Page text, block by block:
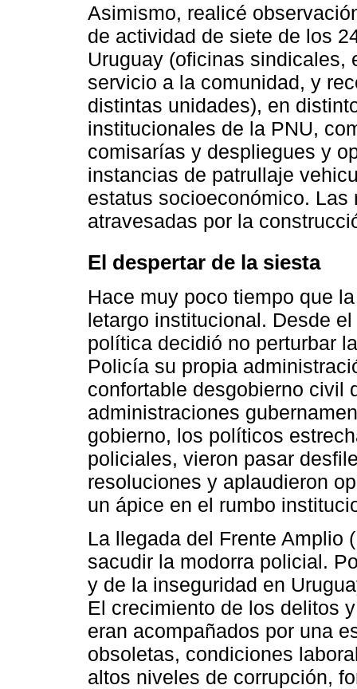
Asimismo, realicé
de actividad de siete de los
Uruguay (oficinas sindicales,
servicio a la comunidad, y
distintas unidades), en
institucionales de la PNU,
comisarías y despliegues y
instancias de patrullaje
estatus socioeconómico.
atravesadas por la
El despertar de la siesta
Hace muy poco tiempo que
letargo institucional. Desde
política decidió no perturbar
Policía su propia
confortable desgobierno civil
administraciones
gobierno, los políticos
policiales, vieron pasar
resoluciones y aplaudieron
un ápice en el rumbo
La llegada del Frente Amplio
sacudir la modorra policial.
y de la inseguridad en
El crecimiento de los delitos
eran acompañados por una
obsoletas, condiciones
altos niveles de corrupción,